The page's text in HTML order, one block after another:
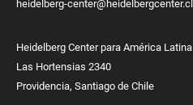
heidelberg-center@heidelbergcenter.cl
Heidelberg Center para América Latina
Las Hortensias 2340
Providencia, Santiago de Chile